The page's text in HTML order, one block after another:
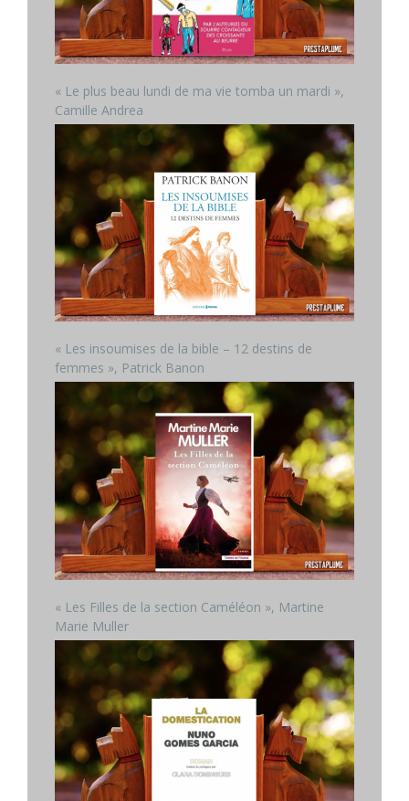
« Le plus beau lundi de ma vie tomba un mardi »,
Camille Andrea
« Les insoumises de la bible – 12 destins de
femmes », Patrick Banon
« Les Filles de la section Caméléon », Martine
Marie Muller